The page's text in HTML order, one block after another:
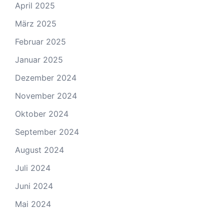
April 2025
März 2025
Februar 2025
Januar 2025
Dezember 2024
November 2024
Oktober 2024
September 2024
August 2024
Juli 2024
Juni 2024
Mai 2024